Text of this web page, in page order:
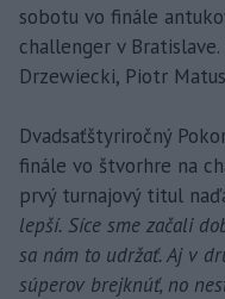
sobotu vo finále
challenger v
Drzewiecki, Piotr
Dvadsaťštyriročný
finále vo štvorhre na
prvý turnajový titul
lepší. Síce sme začali
sa nám to udržať. Aj v
súperov brejknúť, no